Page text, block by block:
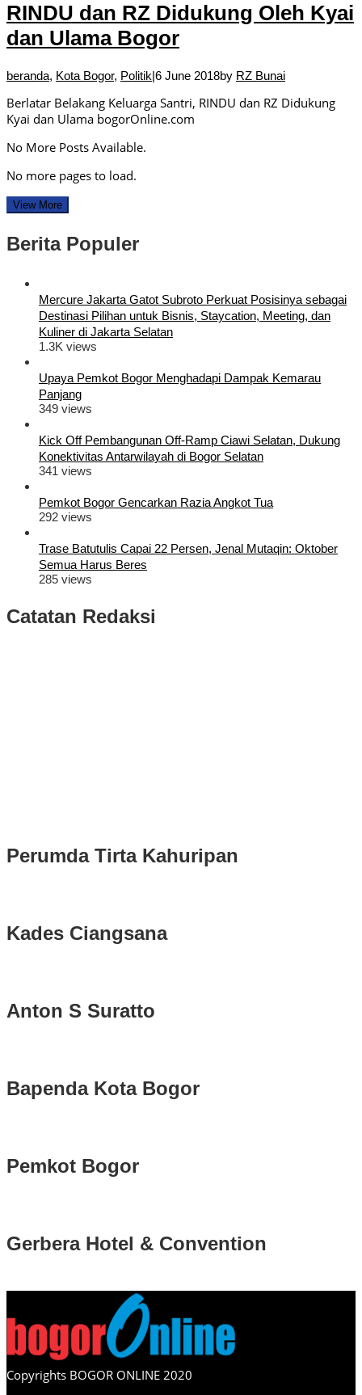
RINDU dan RZ Didukung Oleh Kyai
dan Ulama Bogor
beranda, Kota Bogor, Politik|6 June 2018by RZ Bunai
Berlatar Belakang Keluarga Santri, RINDU dan RZ Didukung
Kyai dan Ulama bogorOnline.com
No More Posts Available.
No more pages to load.
View More
Berita Populer
Mercure Jakarta Gatot Subroto Perkuat Posisinya sebagai
Destinasi Pilihan untuk Bisnis, Staycation, Meeting, dan
Kuliner di Jakarta Selatan
1.3K views
Upaya Pemkot Bogor Menghadapi Dampak Kemarau
Panjang
349 views
Kick Off Pembangunan Off-Ramp Ciawi Selatan, Dukung
Konektivitas Antarwilayah di Bogor Selatan
341 views
Pemkot Bogor Gencarkan Razia Angkot Tua
292 views
Trase Batutulis Capai 22 Persen, Jenal Mutaqin: Oktober
Semua Harus Beres
285 views
Catatan Redaksi
Perumda Tirta Kahuripan
Kades Ciangsana
Anton S Suratto
Bapenda Kota Bogor
Pemkot Bogor
Gerbera Hotel & Convention
Copyrights BOGOR ONLINE 2020